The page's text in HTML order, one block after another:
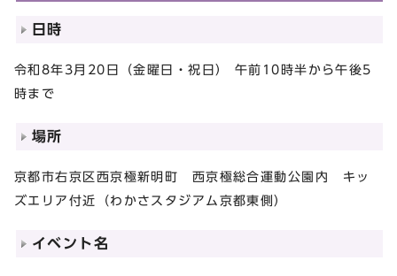
日時
令和8年3月20日（金曜日・祝日） 午前10時半から午後5
時まで
場所
京都市右京区西京極新明町 西京極総合運動公園内 キッ
ズエリア付近（わかさスタジアム京都東側）
イベント名